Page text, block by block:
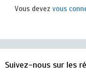
Vous devez vous
Suivez-nous sur les